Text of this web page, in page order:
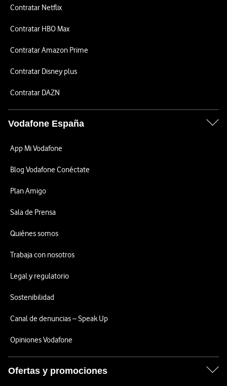
Contratar Netflix
Contratar HBO Max
Contratar Amazon Prime
Contratar Disney plus
Contratar DAZN
Vodafone España
App Mi Vodafone
Blog Vodafone Conéctate
Plan Amigo
Sala de Prensa
Quiénes somos
Trabaja con nosotros
Legal y regulatorio
Sostenibilidad
Canal de denuncias – Speak Up
Opiniones Vodafone
Ofertas y promociones